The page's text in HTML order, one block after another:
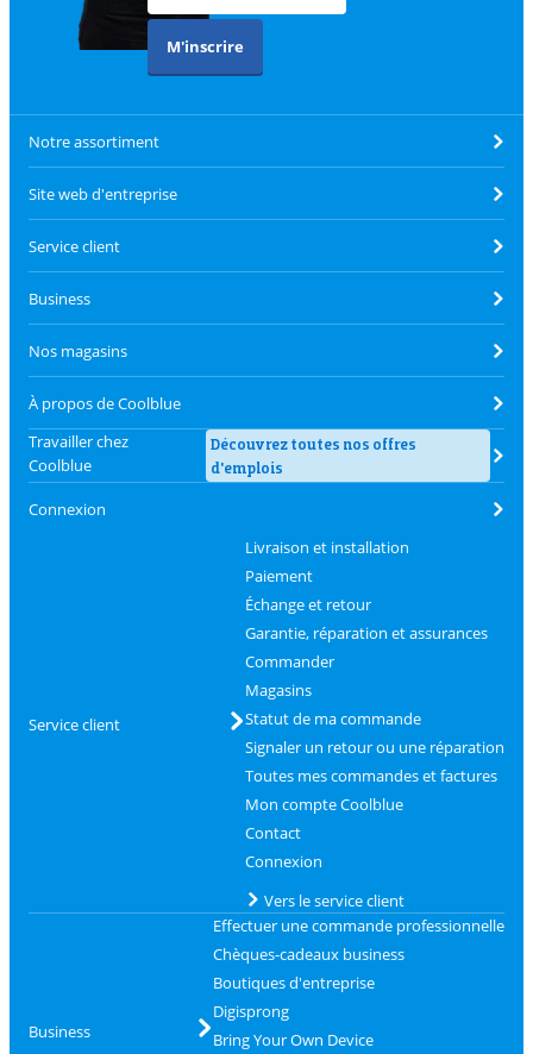
M'inscrire
Notre assortiment
Site web d'entreprise
Service client
Business
Nos magasins
À propos de Coolblue
Travailler chez
Coolblue
Découvrez toutes nos offres
d'emplois
Connexion
Service client
Livraison et installation
Paiement
Échange et retour
Garantie, réparation et assurances
Commander
Magasins
Statut de ma commande
Signaler un retour ou une réparation
Toutes mes commandes et factures
Mon compte Coolblue
Contact
Connexion
Vers le service client
Business
Effectuer une commande professionnelle
Chèques-cadeaux business
Boutiques d'entreprise
Digisprong
Bring Your Own Device